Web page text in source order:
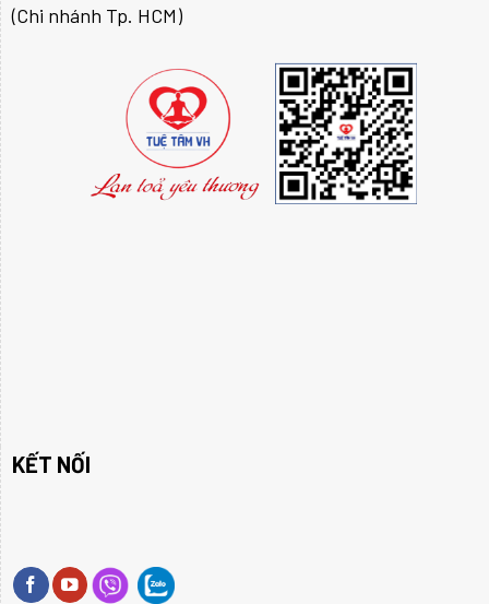
(Chi nhánh Tp. HCM)
KẾT NỐI